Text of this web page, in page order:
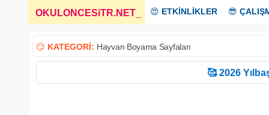
OKULONCESiTR.NET 😍 ETKİNLİKLER 😎
😏 KATEGORİ: Hayvan Boyama Sayfaları
🥰 2026